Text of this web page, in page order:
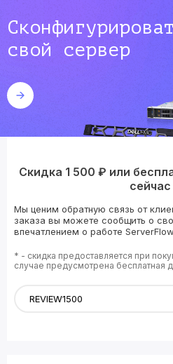
свой сервер
Скидка 1 500 ₽ или
сейчас
Мы ценим обратную связь от
заказа вы можете сообщить о
впечатлением о работе
* - скидка предоставляется при
случае предусмотрена бесплатная